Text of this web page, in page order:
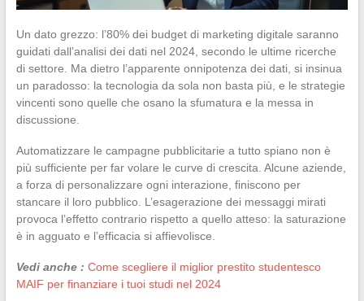
Un dato grezzo: l’80% dei budget di marketing digitale saranno
guidati dall’analisi dei dati nel 2024, secondo le ultime ricerche
di settore. Ma dietro l’apparente onnipotenza dei dati, si insinua
un paradosso: la tecnologia da sola non basta più, e le strategie
vincenti sono quelle che osano la sfumatura e la messa in
discussione.
Automatizzare le campagne pubblicitarie a tutto spiano non è
più sufficiente per far volare le curve di crescita. Alcune aziende,
a forza di personalizzare ogni interazione, finiscono per
stancare il loro pubblico. L’esagerazione dei messaggi mirati
provoca l’effetto contrario rispetto a quello atteso: la saturazione
è in agguato e l’efficacia si affievolisce.
Vedi anche : Come scegliere il miglior prestito studentesco
MAIF per finanziare i tuoi studi nel 2024